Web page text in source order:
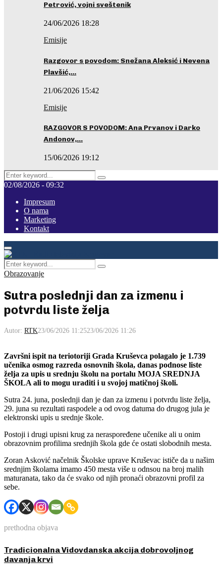
Petrović, vojni sveštenik
24/06/2026 18:28
Emisije
Razgovor s povodom: Snežana Aleksić i Nevena
Plavšić,…
21/06/2026 15:42
Emisije
RAZGOVOR S POVODOM: Ana Prvanov i Darko
Andonov,…
15/06/2026 19:12
Search
for:
Pretraga
02/08/2026 - 09:32
Impresum
O nama
Marketing
Kontakt
Facebook
Instagram
Youtube
Primary
Menu
Search
for:
Pretraga
Obrazovanje
Sutra poslednji dan za izmenu i
potvrdu liste želja
Autor: RTK23/06/2026 11:2523/06/2026 11:26
Završni ispit na teriotoriji Grada Kruševca polagalo je 1.739
učenika osmog razreda osnovnih škola, danas podnose liste
želja za upis u srednju školu na portalu MOJA SREDNJA
ŠKOLA ali to mogu uraditi i u svojoj matičnoj školi.
Sutra 24. juna, poslednji dan je dan za izmenu i potvrdu liste želja,
29. juna su rezultati raspodele a od ovog datuma do drugog jula je
elektronski upis u srednje škole.
Postoji i drugi upisni krug za neraspoređene učenike ali u onim
obrazovnim profilima srednjih škola gde će ostati slobodnih mesta.
Zoran Asković načelnik Školske uprave Kruševac ističe da u našim
srednjim školama imamo 450 mesta više u odnsou na broj malih
maturanata, tako da će svako od njih pronaći obrazovni profil za
sebe.
prethodna objava
Tradicionalna Vidovdanska akcija dobrovoljnog
davanja krvi